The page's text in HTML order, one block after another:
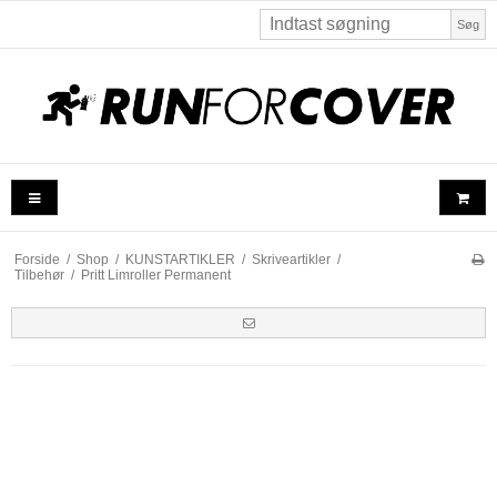
Søg
Forside / Shop / KUNSTARTIKLER / Skriveartikler /
Tilbehør / Pritt Limroller Permanent